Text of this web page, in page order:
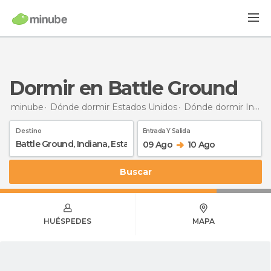
Dormir en Battle Ground
minube Dónde dormir Estados Unidos Dónde dormir Indiana
Destino Entrada Y Salida
09 Ago 10 Ago
Buscar
HUÉSPEDES MAPA